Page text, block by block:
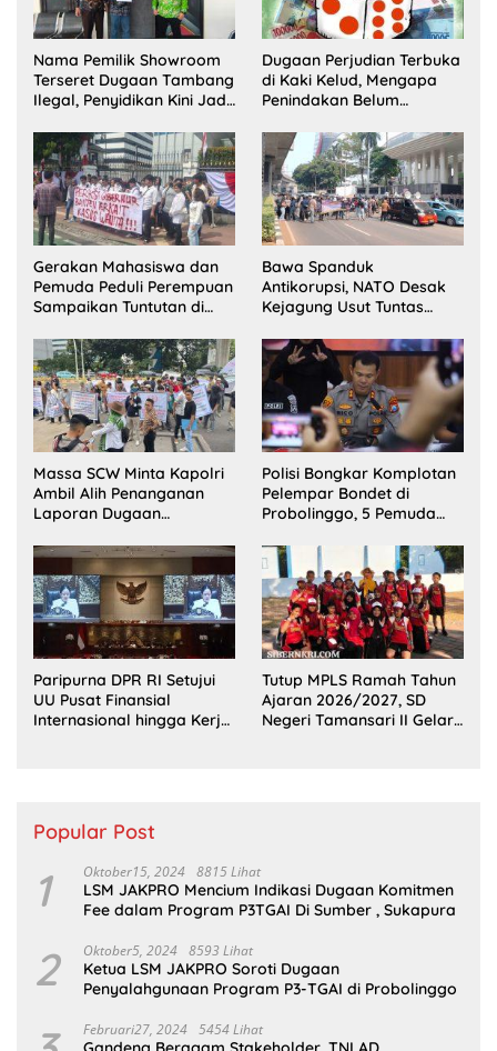
Nama Pemilik Showroom
Terseret Dugaan Tambang
Ilegal, Penyidikan Kini Jadi
Dugaan Perjudian Terbuka
di Kaki Kelud, Mengapa
Penindakan Belum
Gerakan Mahasiswa dan
Pemuda Peduli Perempuan
Sampaikan Tuntutan di
Bawa Spanduk
Antikorupsi, NATO Desak
Kejagung Usut Tuntas
Massa SCW Minta Kapolri
Ambil Alih Penanganan
Laporan Dugaan
Sumsel
Polisi Bongkar Komplotan
Pelempar Bondet di
Probolinggo, 5 Pemuda
Paripurna DPR RI Setujui
UU Pusat Finansial
Internasional hingga Kerja
Tutup MPLS Ramah Tahun
Ajaran 2026/2027, SD
Negeri Tamansari II Gelar
Popular Post
1 Oktober15, 2024 8815 Lihat
LSM JAKPRO Mencium Indikasi Dugaan Komitmen
Fee dalam Program P3TGAI Di Sumber , Sukapura
2 Oktober5, 2024 8593 Lihat
Ketua LSM JAKPRO Soroti Dugaan
Penyalahgunaan Program P3-TGAI di Probolinggo
Februari27, 2024 5454 Lihat